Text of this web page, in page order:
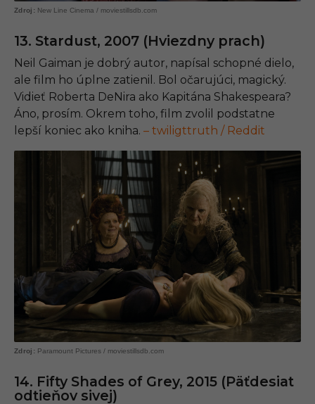
New Line Cinema / moviestillsdb.com
13. Stardust, 2007 (Hviezdny prach)
Neil Gaiman je dobrý autor, napísal schopné dielo,
ale film ho úplne zatienil. Bol očarujúci, magický.
Vidieť Roberta DeNira ako Kapitána Shakespeara?
Áno, prosím. Okrem toho, film zvolil podstatne
lepší koniec ako kniha. – twiligttruth / Reddit
Paramount Pictures / moviestillsdb.com
14. Fifty Shades of Grey, 2015 (Päťdesiat
odtieňov sivej)